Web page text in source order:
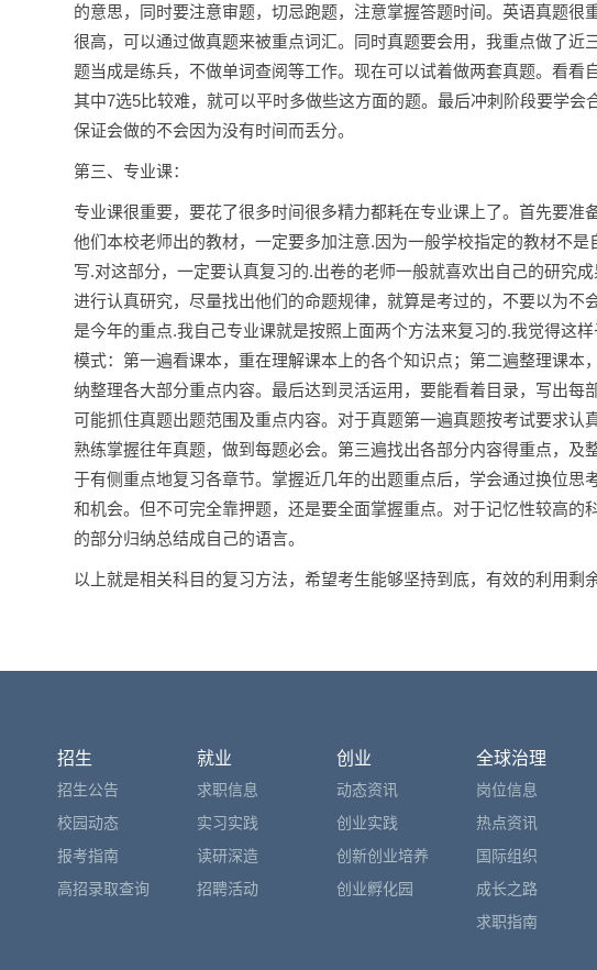
的意思，同时要注意审题，切忌跑题，注意掌握答题时间。英语真题
很高，可以通过做真题来被重点词汇。同时真题要会用，我重点做了
题当成是练兵，不做单词查阅等工作。现在可以试着做两套真题。看
其中7选5比较难，就可以平时多做些这方面的题。最后冲刺阶段要学会
保证会做的不会因为没有时间而丢分。
第三、专业课：
专业课很重要，要花了很多时间很多精力都耗在专业课上了。首先要
他们本校老师出的教材，一定要多加注意.因为一般学校指定的教材不
写.对这部分，一定要认真复习的.出卷的老师一般就喜欢出自己的研究
进行认真研究，尽量找出他们的命题规律，就算是考过的，不要以为
是今年的重点.我自己专业课就是按照上面两个方法来复习的.我觉得这
模式：第一遍看课本，重在理解课本上的各个知识点；第二遍整理课
纳整理各大部分重点内容。最后达到灵活运用，要能看着目录，写出
可能抓住真题出题范围及重点内容。对于真题第一遍真题按考试要求
熟练掌握往年真题，做到每题必会。第三遍找出各部分内容得重点，
于有侧重点地复习各章节。掌握近几年的出题重点后，学会通过换位
和机会。但不可完全靠押题，还是要全面掌握重点。对于记忆性较高
的部分归纳总结成自己的语言。
以上就是相关科目的复习方法，希望考生能够坚持到底，有效的利用剩
招生
招生公告
校园动态
报考指南
高招录取查询
就业
求职信息
实习实践
读研深造
招聘活动
创业
动态资讯
创业实践
创新创业培养
创业孵化园
全球治理
岗位信息
热点资讯
国际组织
成长之路
求职指南